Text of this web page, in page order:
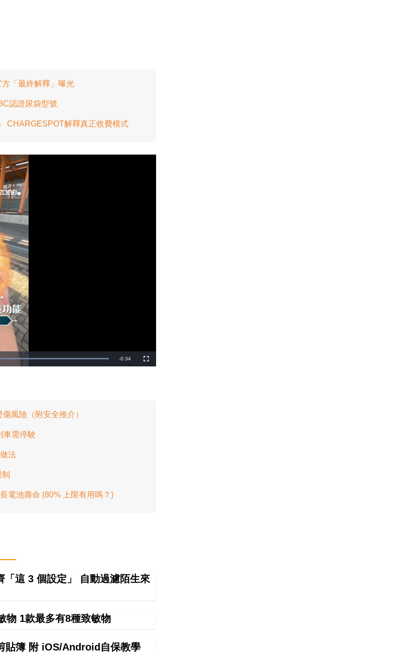
「最終解釋」曝光
認證尿袋型號
CHARGESPOT解釋真正收費模式
剩
-0:34
全
螢
風險（附安全推介）
車需停駛
法
電池壽命 (80% 上限有用嗎？)
這 3 個設定」 自動過濾陌生來
物 1款最多有8種致敏物
貼簿 附 iOS/Android自保教學